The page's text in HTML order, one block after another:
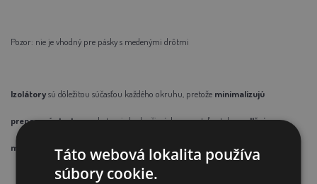
Pozor: nie je vhodný pre pásky s medenými drôtmi
Izolátorysú dôležitou súčasťou každého okruhu, pretože minimalizujú
prenosové stratyna ukotvenie lanka či pásku a znateľne takpredlžuje
maximálnu účinnú dĺžku hradenia.
Táto webová lokalita používa
súbory cookie.